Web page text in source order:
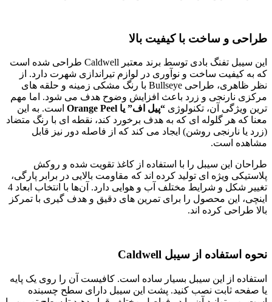
طراحی و ساخت با کیفیت بالا
این سیبل تفنگ بادی توسط برند معتبر Caldwell طراحی شده است
که به کیفیت ساخت و نوآوری در لوازم تیراندازی شهرت دارد. از
نظر ظاهری، طراحی Bullseye با رنگ مشکی زمینه و حلقه های
مرکزی نارنجی و زرد باعث افزایش وضوح هدف می شود. اما مهم
ترین ویژگی آن، تکنولوژی “پیل اف” یا
است. به این
معنا که هر گلوله ای که به هدف برخورد کند، نقطه ای با رنگ متضاد
(زرد یا نارنجی روشن) ایجاد می کند که از فاصله دور نیز قابل
مشاهده است.
طراحان این سیبل را با استفاده از کاغذ تقویت‌ شده و روکش
پلاستیکی ویژه‌ ای تولید کرده‌ اند که مقاومت بالایی در برابر پارگی،
تغییر شکل و شرایط مختلف آب و هوایی دارد. آن‌ها با انتخاب ابعاد 4
اینچی، این محصول را برای تمرین‌ های دقیق و هدف‌ گیری با تمرکز
بالا طراحی کرده‌ اند.
نحوه استفاده از سیبل
استفاده از این سیبل بسیار ساده است. کافیست آن را روی یک پایه
یا صفحه ثابت نصب کنید. پشت این سیبل دارای سطح چسبنده